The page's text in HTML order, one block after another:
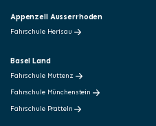
Appenzell Ausserrhoden
Fahrschule Herisau
Basel Land
Fahrschule Muttenz
Fahrschule Münchenstein
Fahrschule Pratteln